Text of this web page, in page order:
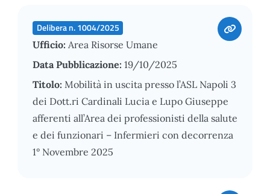
Delibera n. 1004/2025
Ufficio: Area Risorse Umane
Data Pubblicazione: 19/10/2025
Titolo: Mobilità in uscita presso l’ASL Napoli 3
dei Dott.ri Cardinali Lucia e Lupo Giuseppe
afferenti all’Area dei professionisti della salute
e dei funzionari – Infermieri con decorrenza
1° Novembre 2025